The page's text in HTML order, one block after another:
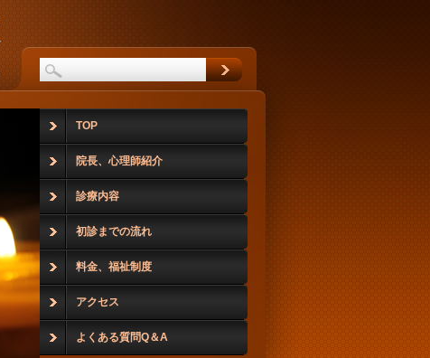
TOP
院長、心理師紹介
診療内容
初診までの流れ
料金、福祉制度
アクセス
よくある質問Q＆A